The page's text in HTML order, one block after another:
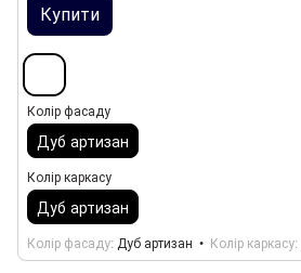
Купити
Колір фасаду
Дуб артизан
Колір каркасу
Дуб артизан
Колір фасаду Дуб артизан Колір каркасу